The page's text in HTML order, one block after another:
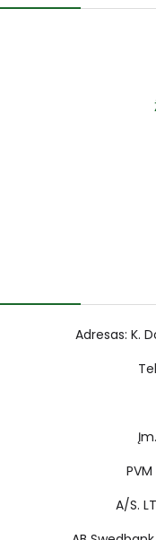
Adresas: K.
A/S.